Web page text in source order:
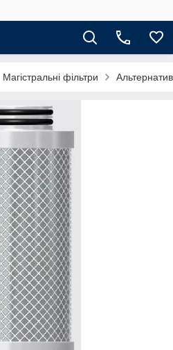
Магістральні фільтри